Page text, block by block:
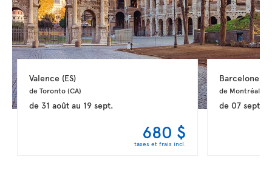
Valence (ES)
de Toronto (CA)
de 31 aoûtau 19 sept.
680 $
taxes et frais incl.
Barcelone
de Montréal
de 07 sept.